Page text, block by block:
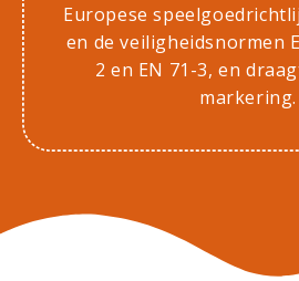
Europese
en de veiligheidsnormen
2 en EN 71-3, en
markering.